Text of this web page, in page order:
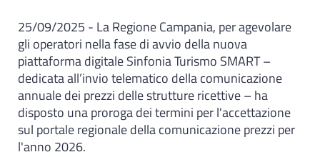
25/09/2025 - La Regione Campania, per agevolare
gli operatori nella fase di avvio della nuova
piattaforma digitale Sinfonia Turismo SMART –
dedicata all’invio telematico della comunicazione
annuale dei prezzi delle strutture ricettive – ha
disposto una proroga dei termini per l'accettazione
sul portale regionale della comunicazione prezzi per
l'anno 2026.